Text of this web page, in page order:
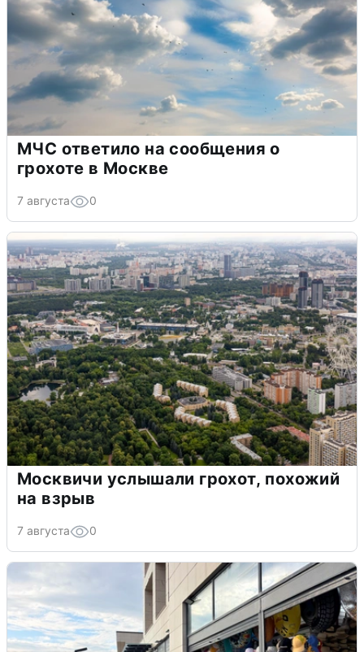
МЧС ответило на сообщения о
грохоте в Москве
7 августа 0
Москвичи услышали грохот, похожий
на взрыв
7 августа 0